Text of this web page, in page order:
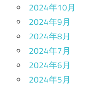
2024年10月
2024年9月
2024年8月
2024年7月
2024年6月
2024年5月